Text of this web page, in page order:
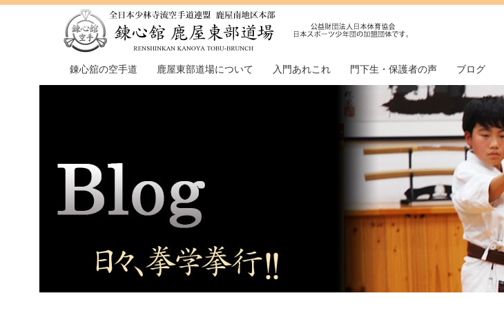
錬心舘の空手道 鹿屋東部道場について 入門あれこれ 門下生・保護者の声 ブログ